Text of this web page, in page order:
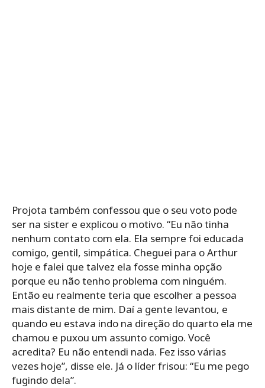
Projota também confessou que o seu voto pode
ser na sister e explicou o motivo. “Eu não tinha
nenhum contato com ela. Ela sempre foi educada
comigo, gentil, simpática. Cheguei para o Arthur
hoje e falei que talvez ela fosse minha opção
porque eu não tenho problema com ninguém.
Então eu realmente teria que escolher a pessoa
mais distante de mim. Daí a gente levantou, e
quando eu estava indo na direção do quarto ela me
chamou e puxou um assunto comigo. Você
acredita? Eu não entendi nada. Fez isso várias
vezes hoje”, disse ele. Já o líder frisou: “Eu me pego
fugindo dela”.